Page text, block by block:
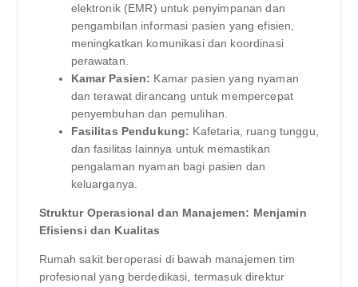
elektronik (EMR) untuk penyimpanan dan
pengambilan informasi pasien yang efisien,
meningkatkan komunikasi dan koordinasi
perawatan.
Kamar Pasien: Kamar pasien yang nyaman
dan terawat dirancang untuk mempercepat
penyembuhan dan pemulihan.
Fasilitas Pendukung: Kafetaria, ruang tunggu,
dan fasilitas lainnya untuk memastikan
pengalaman nyaman bagi pasien dan
keluarganya.
Struktur Operasional dan Manajemen: Menjamin
Efisiensi dan Kualitas
Rumah sakit beroperasi di bawah manajemen tim
profesional yang berdedikasi, termasuk direktur